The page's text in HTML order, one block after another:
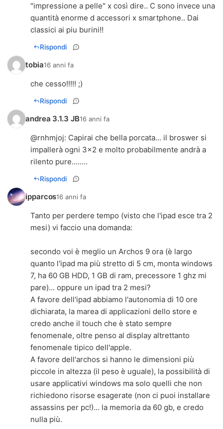
"impressione a pelle" x così dire.. C sono invece una
quantità enorme d accessori x smartphone.. Dai
classici ai piu burini!!
Rispondi
tobia16 anni fa
che cesso!!!!! ;)
Rispondi
andrea 3.1.3 JB16 anni fa
@rnhmjoj: Capirai che bella porcata... il broswer si
impallerà ogni 3x2 e molto probabilmente andrà a
rilento pure........
Rispondi
ipparcos16 anni fa
Tanto per perdere tempo (visto che l'ipad esce tra 2
mesi) vi faccio una domanda:
secondo voi è meglio un Archos 9 ora (è largo
quanto l'ipad ma più stretto di 5 cm, monta windows
7, ha 60 GB HDD, 1 GB di ram, precessore 1 ghz mi
pare)... oppure un ipad tra 2 mesi?
A favore dell'ipad abbiamo l'autonomia di 10 ore
dichiarata, la marea di applicazioni dello store e
credo anche il touch che è stato sempre
fenomenale, oltre penso al display altrettanto
fenomenale tipico dell'apple.
A favore dell'archos si hanno le dimensioni più
piccole in altezza (il peso è uguale), la possibilità di
usare applicativi windows ma solo quelli che non
richiedono risorse esagerate (non ci puoi installare
assassins per pc!)... la memoria da 60 gb, e credo
nulla più.